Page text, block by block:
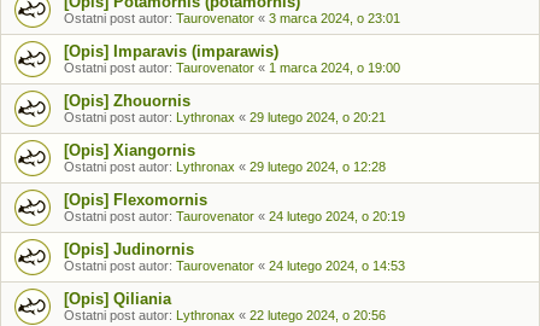
Ostatni post autor: Taurovenator « 3 marca 2024, o 23:01
[Opis] Imparavis (imparawis)
Ostatni post autor: Taurovenator « 1 marca 2024, o 19:00
[Opis] Zhouornis
Ostatni post autor: Lythronax « 29 lutego 2024, o 20:21
[Opis] Xiangornis
Ostatni post autor: Lythronax « 29 lutego 2024, o 12:28
[Opis] Flexomornis
Ostatni post autor: Taurovenator « 24 lutego 2024, o 20:19
[Opis] Judinornis
Ostatni post autor: Taurovenator « 24 lutego 2024, o 14:53
[Opis] Qiliania
Ostatni post autor: Lythronax « 22 lutego 2024, o 20:56